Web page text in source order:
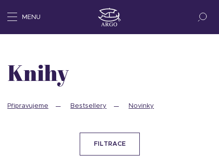
MENU
Knihy
Připravujeme Bestsellery Novinky
FILTRACE